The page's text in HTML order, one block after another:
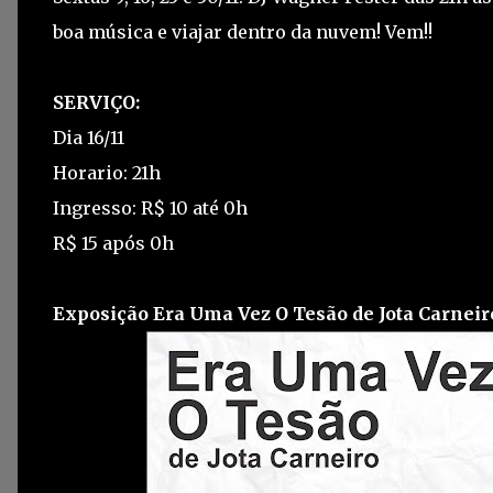
boa música e viajar dentro da nuvem! Vem!!
SERVIÇO:
Dia 16/11
Horario: 21h
Ingresso: R$ 10 até 0h
R$ 15 após 0h
Exposição Era Uma Vez O Tesão de Jota